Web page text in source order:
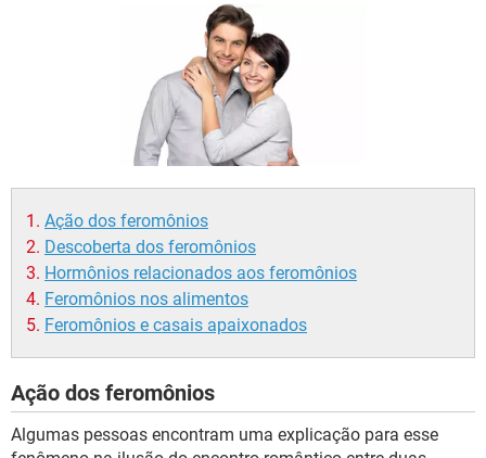
Ação dos feromônios
Descoberta dos feromônios
Hormônios relacionados aos feromônios
Feromônios nos alimentos
Feromônios e casais apaixonados
Ação dos feromônios
Algumas pessoas encontram uma explicação para esse